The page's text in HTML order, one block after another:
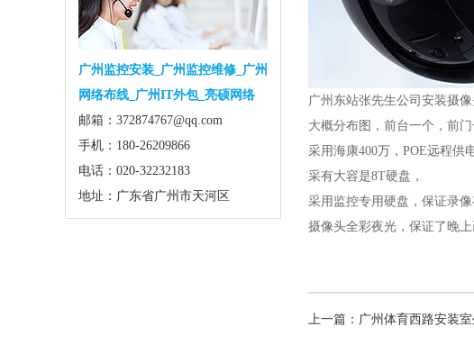
广州监控安装_广州监控维修_广州
网络布线_广州IT外包_亮硕网络
邮箱：372874767@qq.com
手机：180-26209866
电话：020-32232183
地址：广东省广州市天河区
广州东站张先生公司安装摄像
大概分布图，前台一个，前
采用海康400万，POE远程供
采有大容是8T硬盘，
采用监控专用硬盘，保证录像
摄像头全彩夜光，保证了晚上
上一篇：广州体育西路安装